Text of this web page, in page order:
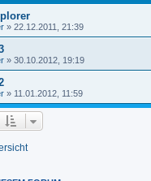
» 22.12.2011, 21:39
» 30.10.2012, 19:19
» 11.01.2012, 11:59